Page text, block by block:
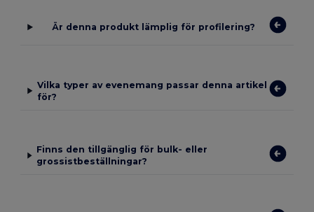
Är denna produkt lämplig för profilering?
Vilka typer av evenemang passar denna artikel
för?
Finns den tillgänglig för bulk- eller
grossistbeställningar?